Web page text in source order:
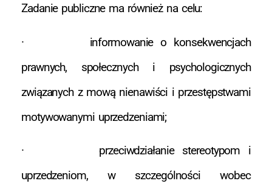
Zadanie publiczne ma również na celu:
· informowanie o konsekwencjach
prawnych, społecznych i psychologicznych
związanych z mową nienawiści i przestępstwami
motywowanymi uprzedzeniami;
· przeciwdziałanie stereotypom i
uprzedzeniom, w szczególności wobec